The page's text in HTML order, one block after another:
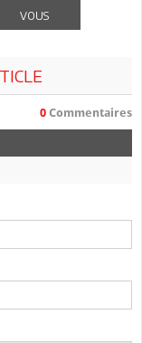
VOUS
0 Commentaires